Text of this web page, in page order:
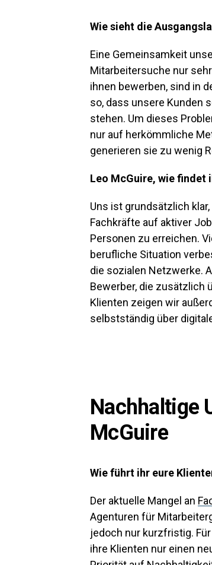
Wie sieht die
Eine Gemeinsamkeit
Mitarbeitersuche nur
ihnen bewerben, sind in
so, dass unsere Kunden
stehen. Um dieses
nur auf herkömmliche
generieren sie zu wenig
Leo McGuire, wie findet
Uns ist grundsätzlich
Fachkräfte auf aktiver
Personen zu erreichen.
berufliche Situation
die sozialen Netzwerke.
Bewerber, die zusätzlich
Klienten zeigen wir
selbstständig über
Nachhaltige
McGuire
Wie führt ihr eure
Der aktuelle Mangel an
Agenturen für
jedoch nur kurzfristig.
ihre Klienten nur einen